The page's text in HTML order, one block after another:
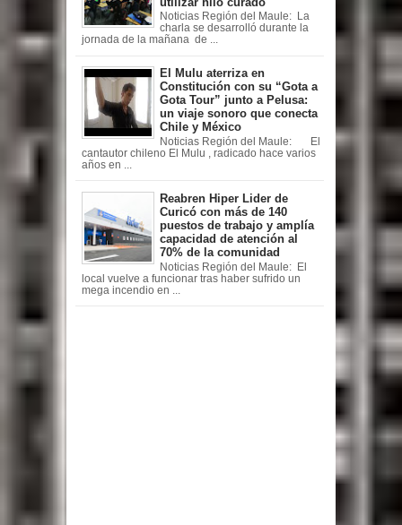
Noticias Región del Maule: La
charla se desarrolló durante la
jornada de la mañana de ...
El Mulu aterriza en
Constitución con su “Gota a
Gota Tour” junto a Pelusa:
un viaje sonoro que conecta
Chile y México
Noticias Región del Maule: El
cantautor chileno El Mulu , radicado hace varios
años en ...
Reabren Hiper Lider de
Curicó con más de 140
puestos de trabajo y amplía
capacidad de atención al
70% de la comunidad
Noticias Región del Maule: El
local vuelve a funcionar tras haber sufrido un
mega incendio en ...